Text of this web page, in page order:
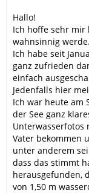
Hallo!
Ich hoffe sehr
wahnsinnig
Ich habe seit
ganz zufrieden
einfach
Jedenfalls hier
Ich war heute am
der See ganz
Unterwasserfotos
Vater bekommen
unter anderem
dass das stimmt
herausgefunden,
von 1,50 m